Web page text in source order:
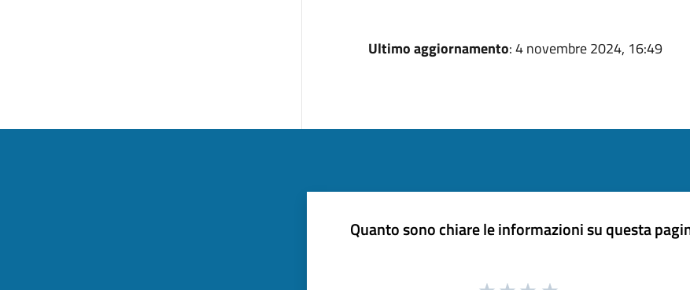
Ultimo aggiornamento: 4 novembre 2024, 16:49
Quanto sono chiare le informazioni su questa